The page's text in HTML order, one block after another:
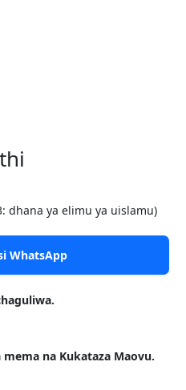
dhana ya elimu ya uislamu)
WhatsApp
na Kukataza Maovu.